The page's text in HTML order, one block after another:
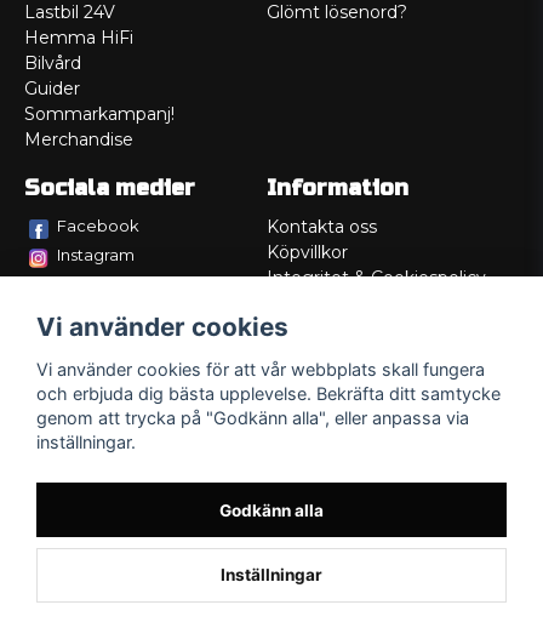
Lastbil 24V
Hemma HiFi
Bilvård
Guider
Sommarkampanj!
Merchandise
Glömt lösenord?
Sociala medier
Facebook
Instagram
Information
Kontakta oss
Köpvillkor
Integritet & Cookiespolicy
Service/Garanti
Lådritning
Om oss
Vi använder cookies
Vi använder cookies för att vår webbplats skall fungera
och erbjuda dig bästa upplevelse. Bekräfta ditt samtycke
genom att trycka på "Godkänn alla", eller anpassa via
inställningar.
Godkänn alla
Inställningar